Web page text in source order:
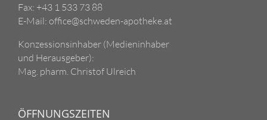
Fax: +43 1 533 73 88
E-Mail: office@schweden-apotheke.at
Konzessionsinhaber (Medieninhaber
und Herausgeber):
Mag. pharm. Christof Ulreich
ÖFFNUNGSZEITEN